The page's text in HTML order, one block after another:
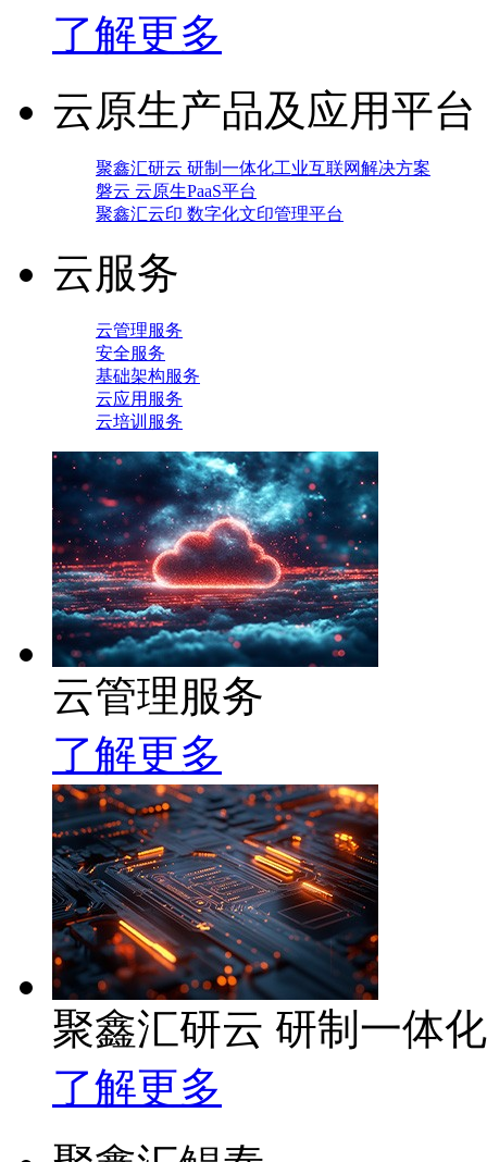
了解更多
云原生产品及应用平台
聚鑫汇研云 研制一体化工业互联网解决方案
磐云 云原生PaaS平台
聚鑫汇云印 数字化文印管理平台
云服务
云管理服务
安全服务
基础架构服务
云应用服务
云培训服务
云管理服务
了解更多
聚鑫汇研云 研制一体
了解更多